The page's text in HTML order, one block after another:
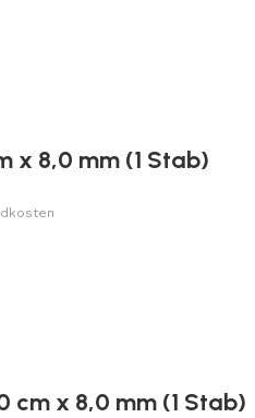
x 8,0 mm (1 Stab)
cm x 8,0 mm (1 Stab)